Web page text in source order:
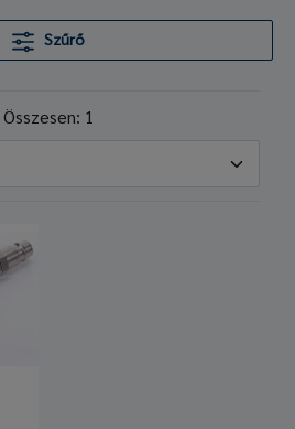
Szűrő
Összesen: 1